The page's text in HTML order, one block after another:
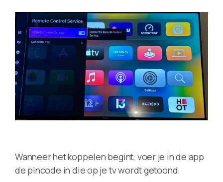
Wanneer het koppelen begint, voer je in de app
de pincode in die op je tv wordt getoond.